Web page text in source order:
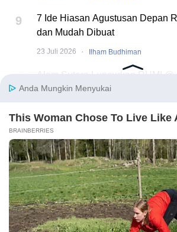
9
7 Ide Hiasan Agustusan Depan
dan Mudah Dibuat
23 Juli 2026 · Ilham Budhiman
Hunian Modern Tropical 2 Lantai
Rumah123 adalah situs teknologi jual beli dan
Indonesia, yang hadir sejak tahun 2007 dan telah